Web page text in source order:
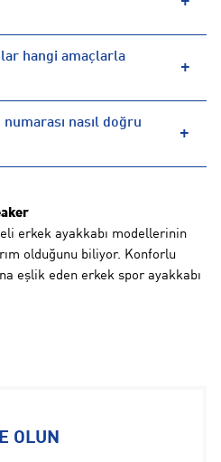
hangi amaçlarla
nasıl doğru
erkek ayakkabı modellerinin
olduğunu biliyor. Konforlu
eşlik eden erkek spor ayakkabı
yer alıyor.
olan erkek sneaker ve spor
OLUN